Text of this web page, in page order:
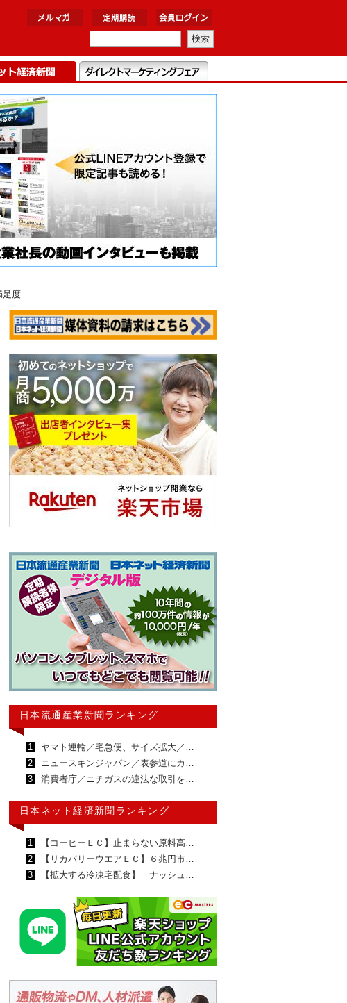
足度
日本流通産業新聞ランキング
1
ヤマト運輸／宅急便、サイズ拡大／…
2
ニュースキンジャパン／表参道にカ…
3
消費者庁／ニチガスの違法な取引を…
日本ネット経済新聞ランキング
1
【コーヒーＥＣ】止まらない原料高…
2
【リカバリーウエアＥＣ】６兆円市…
3
【拡大する冷凍宅配食】 ナッシュ…